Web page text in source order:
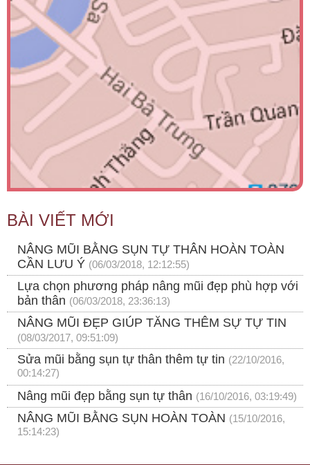
BÀI VIẾT MỚI
NÂNG MŨI BẰNG SỤN TỰ THÂN HOÀN TOÀN
CẦN LƯU Ý (06/03/2018, 12:12:55)
Lựa chọn phương pháp nâng mũi đẹp phù hợp với
bản thân (06/03/2018, 23:36:13)
NÂNG MŨI ĐẸP GIÚP TĂNG THÊM SỰ TỰ TIN
(08/03/2017, 09:51:09)
Sửa mũi bằng sụn tự thân thêm tự tin (22/10/2016,
00:14:27)
Nâng mũi đẹp bằng sụn tự thân (16/10/2016, 03:19:49)
NÂNG MŨI BẰNG SỤN HOÀN TOÀN (15/10/2016,
15:14:23)